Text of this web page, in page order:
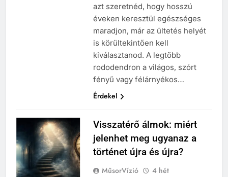
azt szeretnéd, hogy hosszú
éveken keresztül egészséges
maradjon, már az ültetés helyét
is körültekintően kell
kiválasztanod. A legtöbb
rododendron a világos, szórt
fényű vagy félárnyékos…
Érdekel
Visszatérő álmok: miért
jelenhet meg ugyanaz a
történet újra és újra?
MűsorVízió
4 hét